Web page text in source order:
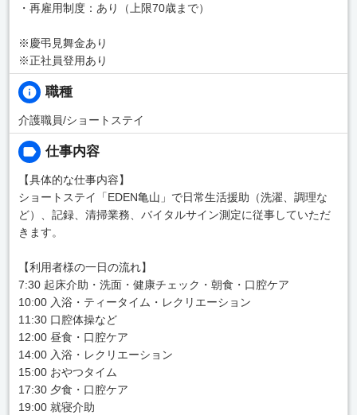
・再雇用制度：あり（上限70歳まで）
※慶弔見舞金あり
※正社員登用あり
職種
介護職員/ショートステイ
仕事内容
【具体的な仕事内容】
ショートステイ「EDEN亀山」で日常生活援助（洗濯、調理な
ど）、記録、清掃業務、バイタルサイン測定に従事していただ
きます。
【利用者様の一日の流れ】
7:30 起床介助・洗面・健康チェック・朝食・口腔ケア
10:00 入浴・ティータイム・レクリエーション
11:30 口腔体操など
12:00 昼食・口腔ケア
14:00 入浴・レクリエーション
15:00 おやつタイム
17:30 夕食・口腔ケア
19:00 就寝介助